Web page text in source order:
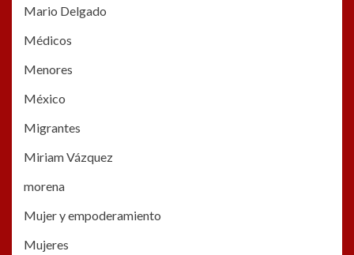
Mario Delgado
Médicos
Menores
México
Migrantes
Miriam Vázquez
morena
Mujer y empoderamiento
Mujeres